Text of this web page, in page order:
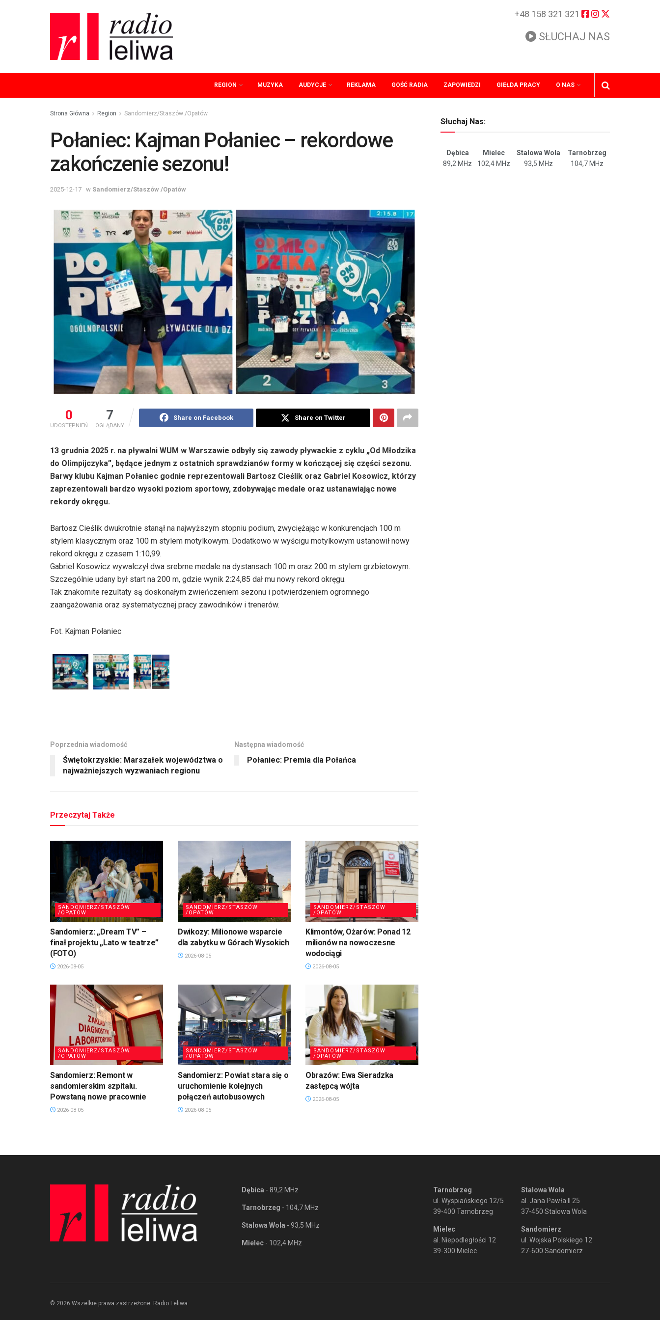
+48 158 321 321
SŁUCHAJ NAS
REGION MUZYKA AUDYCJE REKLAMA GOŚĆ RADIA ZAPOWIEDZI GIEŁDA PRACY O NAS
Strona Główna Region Sandomierz/Staszów /Opatów
Połaniec: Kajman Połaniec – rekordowe
zakończenie sezonu!
2025-12-17 w Sandomierz/Staszów /Opatów
0
UDOSTĘPNIEŃ
7
OGLĄDANY
Share on Facebook Share on Twitter
13 grudnia 2025 r. na pływalni WUM w Warszawie odbyły się zawody pływackie z cyklu „Od Młodzika
do Olimpijczyka”, będące jednym z ostatnich sprawdzianów formy w kończącej się części sezonu.
Barwy klubu Kajman Połaniec godnie reprezentowali Bartosz Cieślik oraz Gabriel Kosowicz, którzy
zaprezentowali bardzo wysoki poziom sportowy, zdobywając medale oraz ustanawiając nowe
rekordy okręgu.
Bartosz Cieślik dwukrotnie stanął na najwyższym stopniu podium, zwyciężając w konkurencjach 100 m
stylem klasycznym oraz 100 m stylem motylkowym. Dodatkowo w wyścigu motylkowym ustanowił nowy
rekord okręgu z czasem 1:10,99.
Gabriel Kosowicz wywalczył dwa srebrne medale na dystansach 100 m oraz 200 m stylem grzbietowym.
Szczególnie udany był start na 200 m, gdzie wynik 2:24,85 dał mu nowy rekord okręgu.
Tak znakomite rezultaty są doskonałym zwieńczeniem sezonu i potwierdzeniem ogromnego
zaangażowania oraz systematycznej pracy zawodników i trenerów.
Fot. Kajman Połaniec
Poprzednia wiadomość
Świętokrzyskie: Marszałek województwa o
najważniejszych wyzwaniach regionu
Następna wiadomość
Połaniec: Premia dla Połańca
Przeczytaj Także
SANDOMIERZ/STASZÓW
/OPATÓW
Sandomierz: „Dream TV” –
finał projektu „Lato w teatrze”
(FOTO)
2026-08-05
SANDOMIERZ/STASZÓW
/OPATÓW
Dwikozy: Milionowe wsparcie
dla zabytku w Górach Wysokich
2026-08-05
SANDOMIERZ/STASZÓW
/OPATÓW
Klimontów, Ożarów: Ponad 12
milionów na nowoczesne
wodociągi
2026-08-05
SANDOMIERZ/STASZÓW
/OPATÓW
Sandomierz: Remont w
sandomierskim szpitalu.
Powstaną nowe pracownie
2026-08-05
SANDOMIERZ/STASZÓW
/OPATÓW
Sandomierz: Powiat stara się o
uruchomienie kolejnych
połączeń autobusowych
2026-08-05
SANDOMIERZ/STASZÓW
/OPATÓW
Obrazów: Ewa Sieradzka
zastępcą wójta
2026-08-05
Słuchaj Nas:
Dębica Mielec Stalowa Wola
Tarnobrzeg
89,2 MHz
102,4 MHz 93,5 MHz 104,7 MHz
Dębica - 89,2 MHz
Tarnobrzeg - 104,7 MHz
Stalowa Wola - 93,5 MHz
Mielec - 102,4 MHz
Tarnobrzeg
ul. Wyspiańskiego 12/5
39-400 Tarnobrzeg
Mielec
al. Niepodległości 12
39-300 Mielec
Stalowa Wola
al. Jana Pawła II 25
37-450 Stalowa Wola
Sandomierz
ul. Wojska Polskiego 12
27-600 Sandomierz
© 2026 Wszelkie prawa zastrzeżone. Radio Leliwa